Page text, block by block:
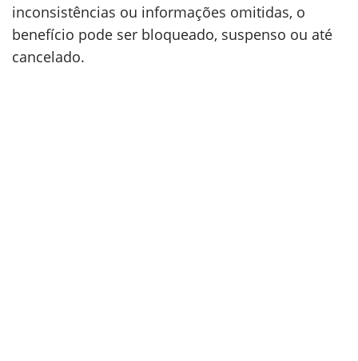
inconsistências ou informações omitidas, o
benefício pode ser bloqueado, suspenso ou até
cancelado.